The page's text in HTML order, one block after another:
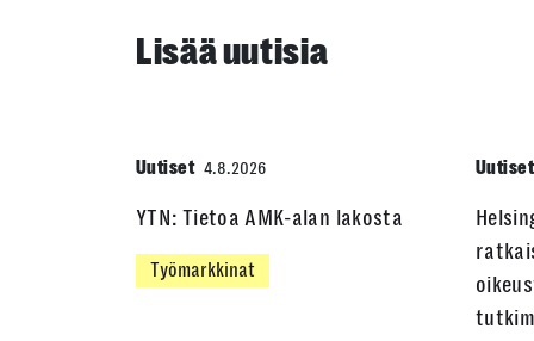
Lisää uutisia
Uutiset 4.8.2026
YTN: Tietoa AMK-alan lakosta
Työmarkkinat
Uutiset